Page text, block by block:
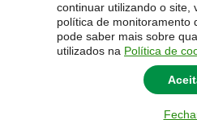
continuar utilizando o site,
política de monitoramento
pode saber mais sobre
utilizados na Política de
Horários das Aulas
Unipampa – Campus Alegrete
© 2014 Universidade Federal do Pampa